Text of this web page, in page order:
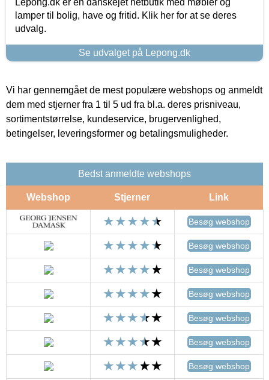
Lepong.dk er en danskejet netbutik med møbler og
lamper til bolig, have og fritid. Klik her for at se deres
udvalg.
Se udvalget på Lepong.dk
Vi har gennemgået de mest populære webshops og anmeldt
dem med stjerner fra 1 til 5 ud fra bl.a. deres prisniveau,
sortimentstørrelse, kundeservice, brugervenlighed,
betingelser, leveringsformer og betalingsmuligheder.
Bedst anmeldte webshops
Webshop Stjerner Link
Besøg webshop
Besøg webshop
Besøg webshop
Besøg webshop
Besøg webshop
Besøg webshop
Besøg webshop